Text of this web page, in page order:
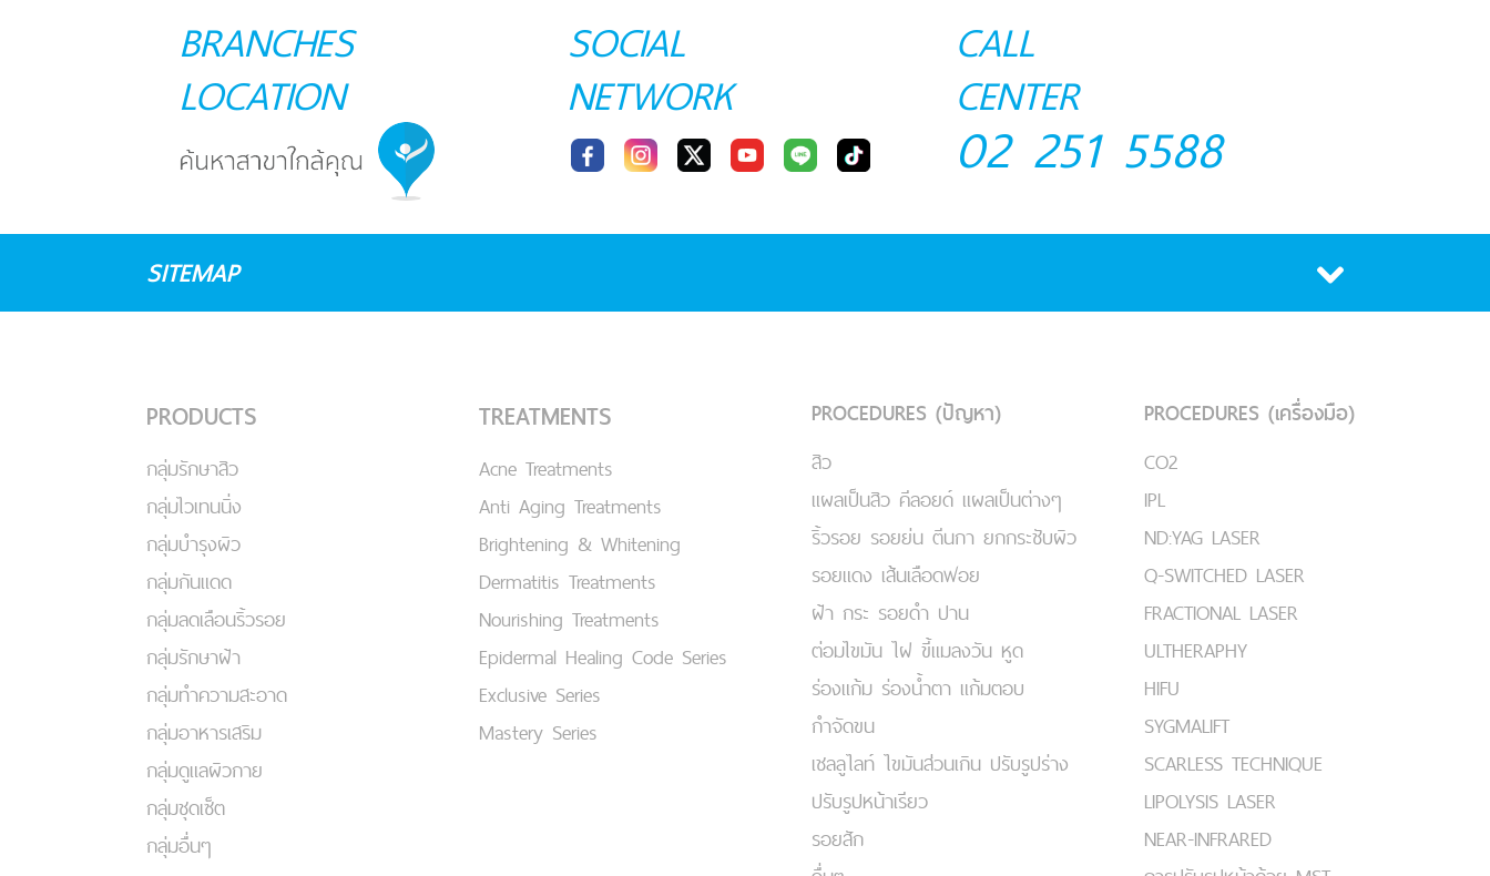
BRANCHES
LOCATION
SOCIAL
NETWORK
CALL
CENTER
02 251 5588
SITEMAP
PRODUCTS
กลุ่มรักษาสิว
กลุ่มไวเทนนิ่ง
กลุ่มบำรุงผิว
กลุ่มกันแดด
กลุ่มลดเลือนริ้วรอย
กลุ่มรักษาฝ้า
กลุ่มทำความสะอาด
กลุ่มอาหารเสริม
กลุ่มดูแลผิวกาย
กลุ่มชุดเซ็ต
กลุ่มอื่นๆ
TREATMENTS
Acne Treatments
Anti Aging Treatments
Brightening & Whitening
Dermatitis Treatments
Nourishing Treatments
Epidermal Healing Code Series
Exclusive Series
Mastery Series
PROCEDURES (ปัญหา)
สิว
แผลเป็นสิว คีลอยด์ แผลเป็นต่างๆ
ริ้วรอย รอยย่น ตีนกา ยกกระชับผิว
รอยแดง เส้นเลือดฟอย
ฝ้า กระ รอยดำ ปาน
ต่อมไขมัน ไฝ ขี้แมลงวัน หูด
ร่องแก้ม ร่องน้ำตา แก้มตอบ
กำจัดขน
เชลลูไลท์ ไขมันส่วนเกิน ปรับรูปร่าง
ปรับรูปหน้าเรียว
รอยสัก
PROCEDURES (เครื่องมือ)
CO2
IPL
ND:YAG LASER
Q-SWITCHED LASER
FRACTIONAL LASER
ULTHERAPHY
HIFU
SYGMALIFT
SCARLESS TECHNIQUE
LIPOLYSIS LASER
NEAR-INFRARED